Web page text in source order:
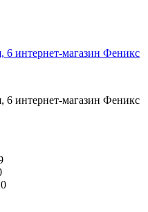
6 интернет-магазин Феникс
6 интернет-магазин Феникс